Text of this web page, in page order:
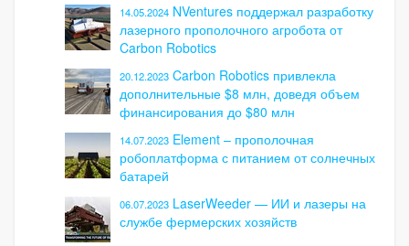
14.05.2024 NVentures поддержал разработку
лазерного прополочного агробота от
Carbon Robotics
20.12.2023 Carbon Robotics привлекла
дополнительные $8 млн, доведя объем
финансирования до $80 млн
14.07.2023 Element – прополочная
робоплатформа с питанием от солнечных
батарей
06.07.2023 LaserWeeder — ИИ и лазеры на
службе фермерских хозяйств